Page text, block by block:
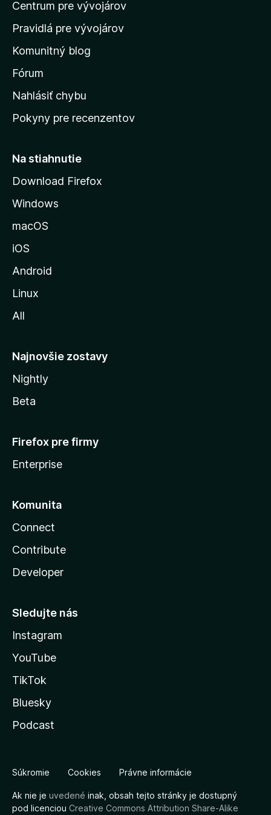
o
m
v
s
k
s
r
n
k
o
z
l
Centrum pre vývojárov
Pravidlá pre vývojárov
Komunitný blog
Fórum
Nahlásiť chybu
Pokyny pre recenzentov
Na stiahnutie
Download Firefox
Windows
macOS
iOS
Android
Linux
All
Najnovšie zostavy
Nightly
Beta
Firefox pre firmy
Enterprise
Komunita
Connect
Contribute
Developer
Sledujte nás
Instagram
YouTube
TikTok
Bluesky
Podcast
Súkromie Cookies Právne informácie
Ak nie je uvedené inak, obsah tejto stránky je dostupný
pod licenciou Creative Commons Attribution Share-Alike